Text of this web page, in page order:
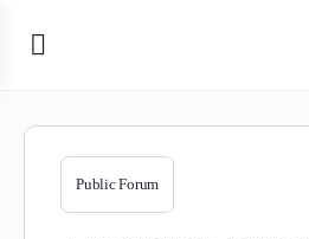
Public Forum